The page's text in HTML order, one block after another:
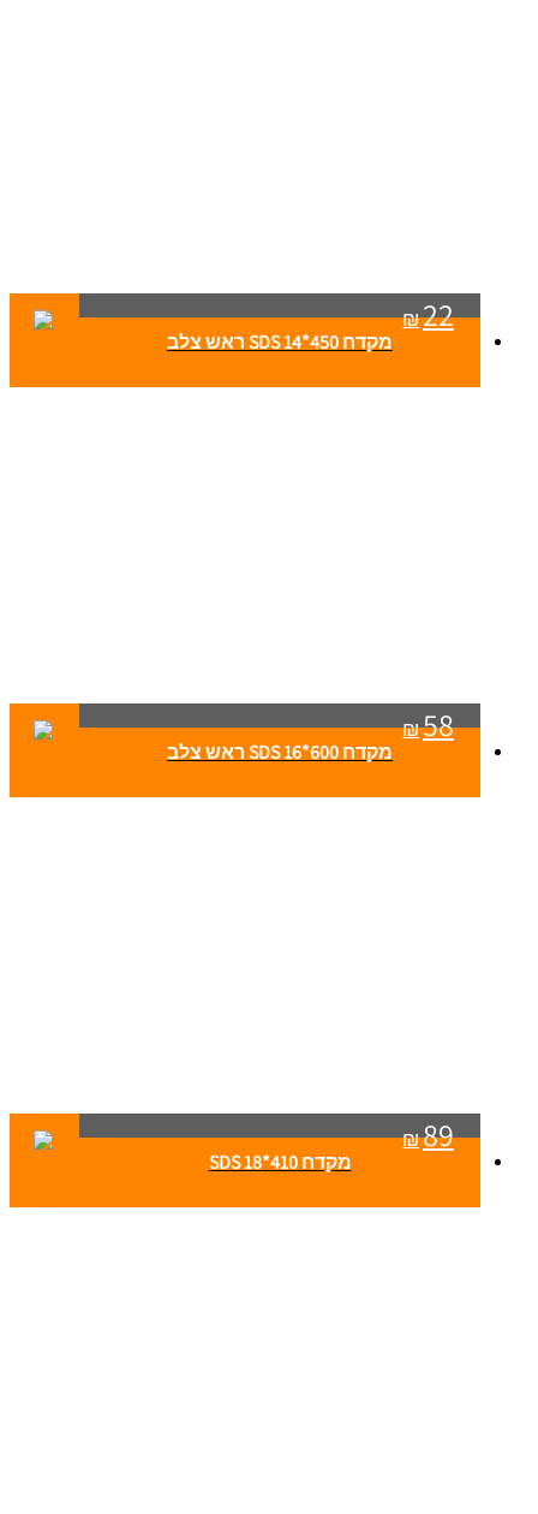
₪22
מקדח SDS 14*450 ראש צלב
₪58
מקדח SDS 16*600 ראש צלב
₪89
מקדח SDS 18*410